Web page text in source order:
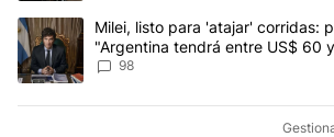
Un artículo de tendencia con el título
Milei, listo para 'atajar' corridas:
"Argentina tendrá entre US$ 60
98